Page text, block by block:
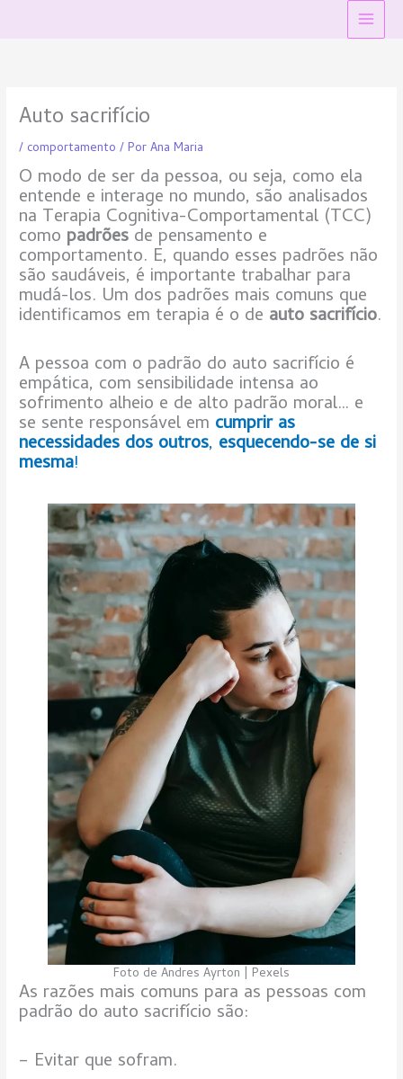
Main
Auto sacrifício
/ comportamento / PorAna Maria
O modo de ser da pessoa, ou seja, como ela
entende e interage no mundo, são analisados
na Terapia Cognitiva-Comportamental (TCC)
como padrões de pensamento e
comportamento. E, quando esses padrões não
são saudáveis, é importante trabalhar para
mudá-los. Um dos padrões mais comuns que
identificamos em terapia é o de auto sacrifício.
A pessoa com o padrão do auto sacrifício é
empática, com sensibilidade intensa ao
sofrimento alheio e de alto padrão moral… e
se sente responsável em cumprir as
necessidades dos outros, esquecendo-se de si
mesma!
Foto de Andres Ayrton | Pexels
As razões mais comuns para as pessoas com
padrão do auto sacrifício são:
– Evitar que sofram.